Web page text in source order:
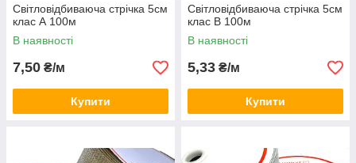
Світловідбиваюча стрічка 5см
клас А 100м
В наявності
7,50 ₴/м
Купити
Світловідбиваюча стрічка 5см
клас B 100м
В наявності
5,33 ₴/м
Купити